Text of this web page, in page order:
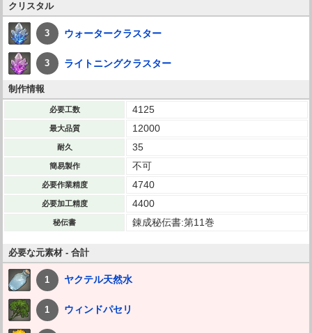
クリスタル
3 ウォータークラスター
3 ライトニングクラスター
制作情報
必要工数 4125
最大品質 12000
耐久 35
簡易製作 不可
必要作業精度 4740
必要加工精度 4400
秘伝書 錬成秘伝書:第11巻
必要な元素材 - 合計
1 ヤクテル天然水
1 ウィンドパセリ